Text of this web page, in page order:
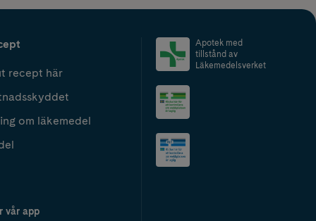
recept här
om läkemedel
vår app
Apotek med
tillstånd av
Läkemedelsverket